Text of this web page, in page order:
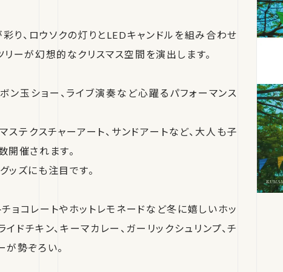
り、ロウソクの灯りとLEDキャンドルを組み合わせ
ーが幻想的なクリスマス空間を演出します。
ン玉ショー、ライブ演奏など心躍るパフォーマンス
ステクスチャーアート、サンドアートなど、大人も子
開催されます。
ッズにも注目です。
ョコレートやホットレモネードなど冬に嬉しいホッ
イドチキン、キーマカレー、ガーリックシュリンプ、チ
が勢ぞろい。